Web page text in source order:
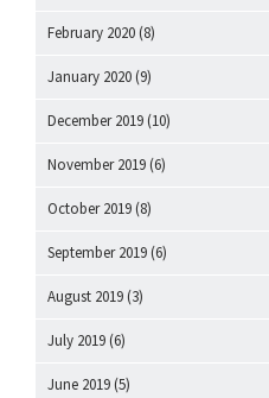
February 2020 (8)
January 2020 (9)
December 2019 (10)
November 2019 (6)
October 2019 (8)
September 2019 (6)
August 2019 (3)
July 2019 (6)
June 2019 (5)